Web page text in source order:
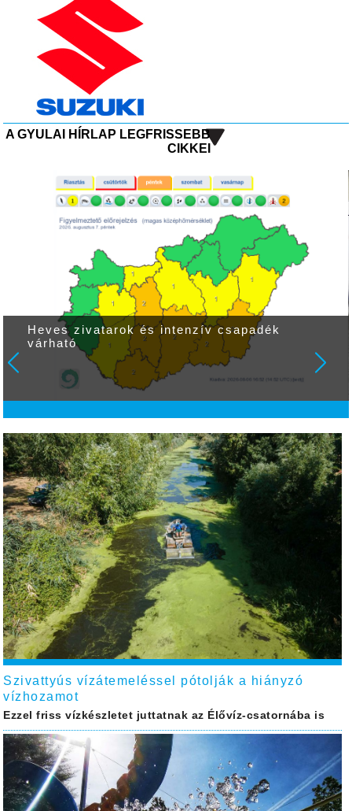
A GYULAI HÍRLAP LEGFRISSEBB
CIKKEI
Heves zivatarok és intenzív csapadék
várható
Szivattyús vízátemeléssel pótolják a hiányzó
vízhozamot
Ezzel friss vízkészletet juttatnak az Élővíz-csatornába is